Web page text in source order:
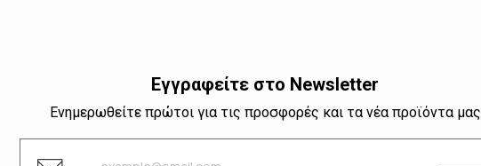
Εγγραφείτε στο Newsletter
Ενημερωθείτε πρώτοι για τις προσφορές και τα νέα προϊόντα μας